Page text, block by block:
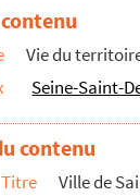
de Saint-Denis
Vie du
Seine-Saint-
contenu
Titre
Ville de